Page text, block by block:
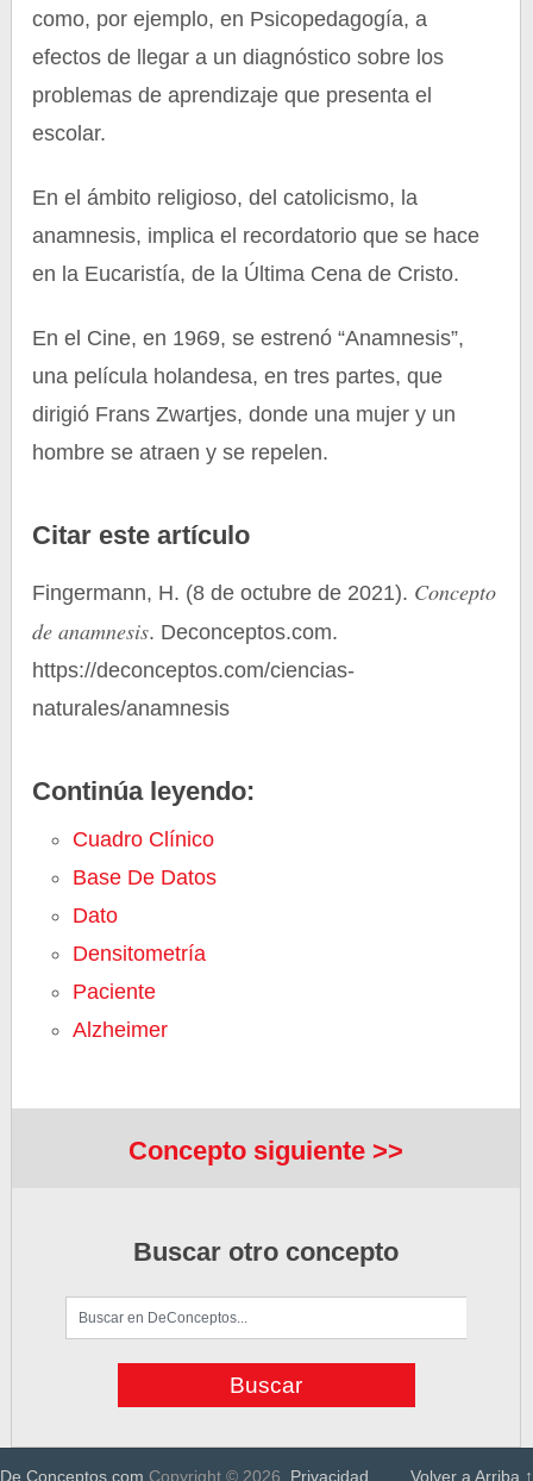
como, por ejemplo, en Psicopedagogía, a
efectos de llegar a un diagnóstico sobre los
problemas de aprendizaje que presenta el
escolar.
En el ámbito religioso, del catolicismo, la
anamnesis, implica el recordatorio que se hace
en la Eucaristía, de la Última Cena de Cristo.
En el Cine, en 1969, se estrenó “Anamnesis”,
una película holandesa, en tres partes, que
dirigió Frans Zwartjes, donde una mujer y un
hombre se atraen y se repelen.
Citar este artículo
Fingermann, H. (8 de octubre de 2021). Concepto
de anamnesis. Deconceptos.com.
https://deconceptos.com/ciencias-
naturales/anamnesis
Continúa leyendo:
Cuadro Clínico
Base De Datos
Dato
Densitometría
Paciente
Alzheimer
Concepto siguiente >>
Buscar otro concepto
De Conceptos.com Copyright © 2026. Privacidad Volver a Arriba ↑